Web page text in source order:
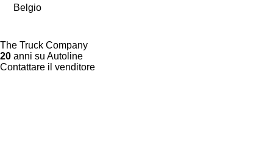
Belgio
The Truck Company
20 anni su Autoline
Contattare il venditore